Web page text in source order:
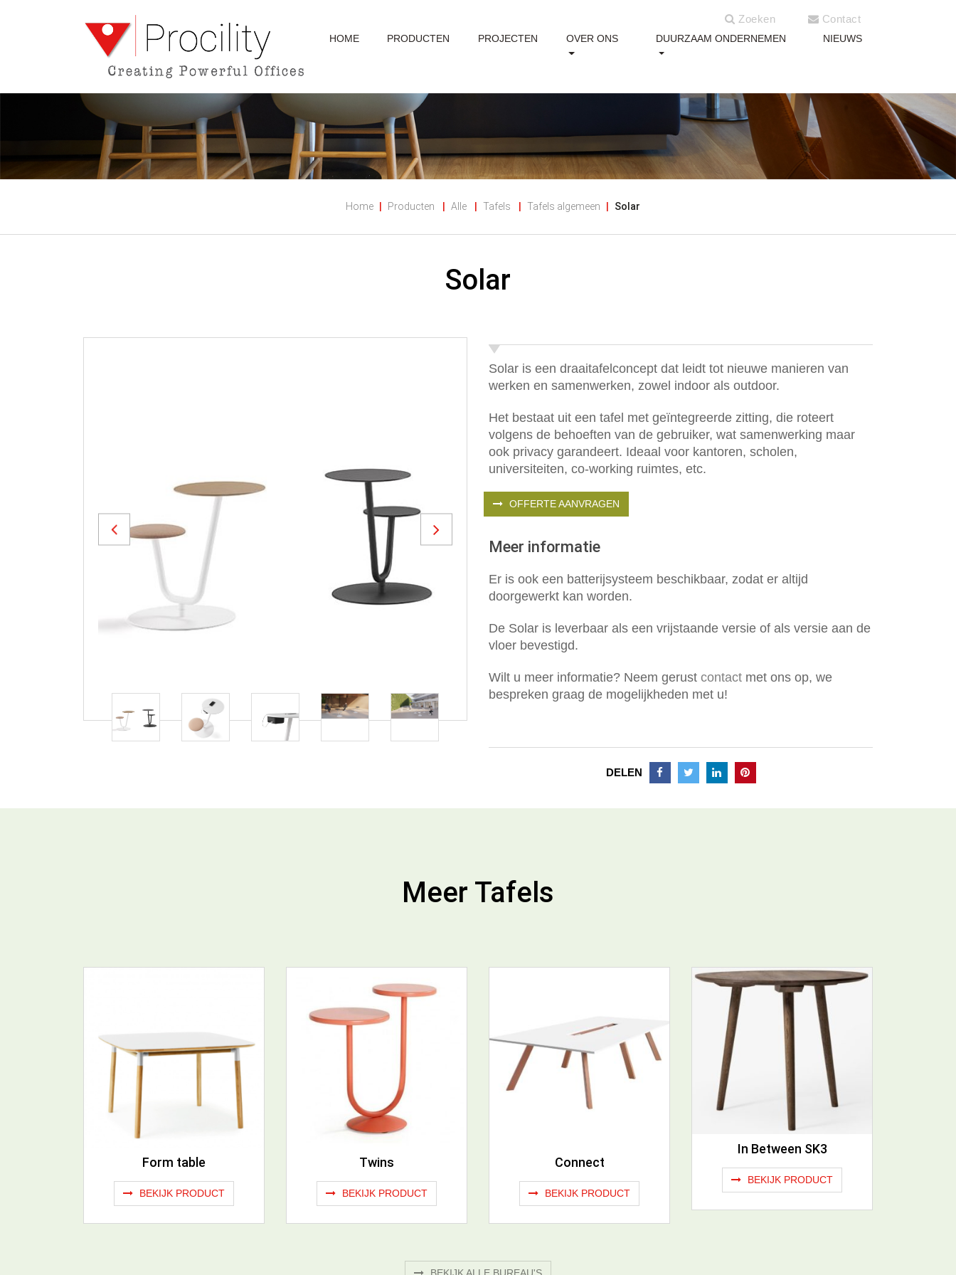
Zoeken Contact
HOME PRODUCTEN PROJECTEN OVER ONS DUURZAAM ONDERNEMEN NIEUWS
Home Producten Alle Tafels Tafels algemeen Solar
Solar
Previous Next
Solar is een draaitafelconcept dat leidt tot nieuwe manieren van
werken en samenwerken, zowel indoor als outdoor.
Het bestaat uit een tafel met geïntegreerde zitting, die roteert
volgens de behoeften van de gebruiker, wat samenwerking maar
ook privacy garandeert. Ideaal voor kantoren, scholen,
universiteiten, co-working ruimtes, etc.
OFFERTE AANVRAGEN
Meer informatie
Er is ook een batterijsysteem beschikbaar, zodat er altijd
doorgewerkt kan worden.
De Solar is leverbaar als een vrijstaande versie of als versie aan de
vloer bevestigd.
Wilt u meer informatie? Neem gerust contact met ons op, we
bespreken graag de mogelijkheden met u!
DELEN
Meer Tafels
Form table
BEKIJK PRODUCT
Twins
BEKIJK PRODUCT
Connect
BEKIJK PRODUCT
In Between SK3
BEKIJK PRODUCT